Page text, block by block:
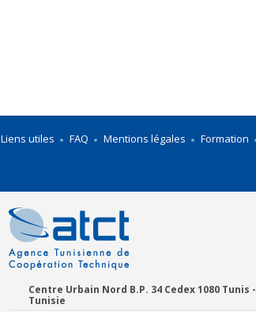
Liens utiles FAQ Mentions légales Formation
Centre Urbain Nord B.P. 34 Cedex 1080 Tunis -
Tunisie